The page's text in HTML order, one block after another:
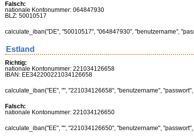
Falsch:
nationale Kontonummer: 064847930
BLZ: 50010517
calculate_iban("DE", "50010517", "064847930", "benutzername",
Estland
Richtig:
nationale Kontonummer: 221034126658
IBAN: EE342200221034126658
calculate_iban("EE", "", "221034126658", "benutzername", "passwort",
Falsch:
nationale Kontonummer: 221034126650
calculate_iban("EE", "", "221034126650", "benutzername", "passwort",